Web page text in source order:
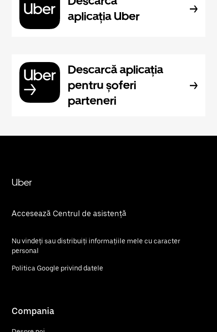
aplicația Uber
Descarcă aplicația
pentru șoferi
parteneri
Uber
Accesează Centrul de asistență
Nu vindeți sau distribuiți informațiile mele cu caracter
personal
Politica Google privind datele
Compania